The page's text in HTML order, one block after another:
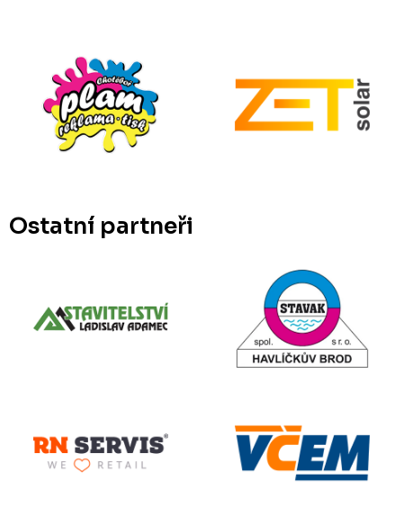
Ostatní partneři